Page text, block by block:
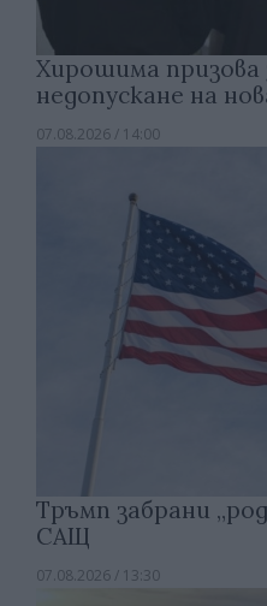
Хирошима призова
недопускане на
07.08.2026 / 14:00
Тръмп забрани
САЩ
07.08.2026 / 13:30